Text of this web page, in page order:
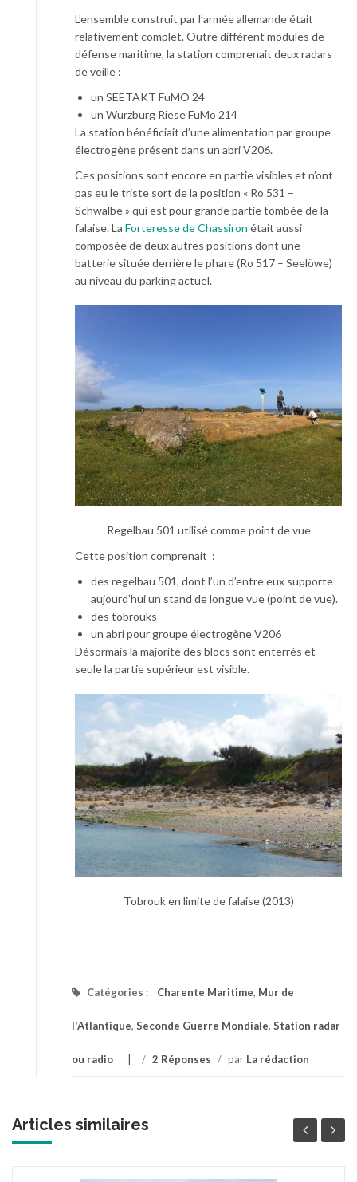
L’ensemble construit par l’armée allemande était
relativement complet. Outre différent modules de
défense maritime, la station comprenait deux radars
de veille :
un SEETAKT FuMO 24
un Wurzburg Riese FuMo 214
La station bénéficiait d’une alimentation par groupe
électrogène présent dans un abri V206.
Ces positions sont encore en partie visibles et n’ont
pas eu le triste sort de la position « Ro 531 –
Schwalbe » qui est pour grande partie tombée de la
falaise. La Forteresse de Chassiron était aussi
composée de deux autres positions dont une
batterie située derrière le phare (Ro 517 – Seelöwe)
au niveau du parking actuel.
Regelbau 501 utilisé comme point de vue
Cette position comprenait :
des regelbau 501, dont l’un d’entre eux supporte
aujourd’hui un stand de longue vue (point de vue).
des tobrouks
un abri pour groupe électrogène V206
Désormais la majorité des blocs sont enterrés et
seule la partie supérieur est visible.
Tobrouk en limite de falaise (2013)
Catégories : Charente Maritime, Mur de
l'Atlantique, Seconde Guerre Mondiale, Station radar
ou radio / 2 Réponses / par La rédaction
Articles similaires